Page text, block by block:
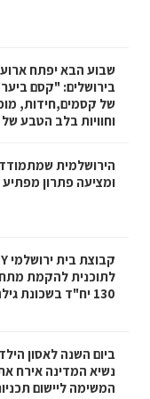
שבוע הבא יפתח
בירושלים: "קסם
של קסמים,חידות,
וחוויות בלב הטבע של
הירושלמית
ומציעה פתרון מפתיע
לתוכנית להקמת
130 יח"ד בשכונת גילה בירושלים
ביום השנה לאסון
נשיא המדינה אירח
המשימה ליישום